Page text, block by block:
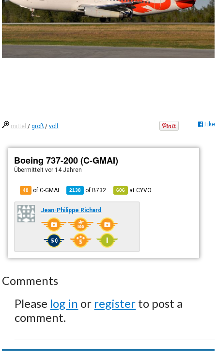
mittel /groß /voll Like
Boeing 737-200 (C-GMAI)
Übermitteltvor 14 Jahren
48 of C-GMAI 2138 ofB732 606 atCYVO
Jean-Philippe Richard
Comments
Please log in or register to post a
comment.